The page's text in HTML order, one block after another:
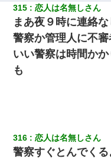
（あまりにも希望通り）
【修羅場】彼女親「カス
めんだ」俺「じゃあ別れ
なかったの？（泣」
からない
315 恋人は名無しさん
まあ夜９時に連絡
警察か管理人に不
いい警察は時間か
も
316 恋人は名無しさん
警察すぐとんでくる